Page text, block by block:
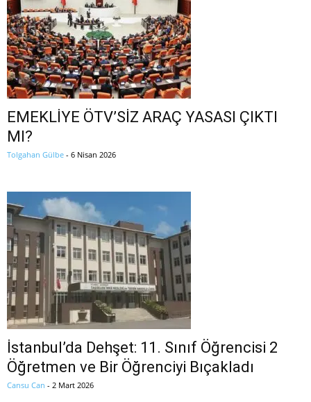
EMEKLİYE ÖTV’SİZ ARAÇ YASASI ÇIKTI
MI?
Tolgahan Gülbe - 6 Nisan 2026
İstanbul’da Dehşet: 11. Sınıf Öğrencisi 2
Öğretmen ve Bir Öğrenciyi Bıçakladı
Cansu Can - 2 Mart 2026